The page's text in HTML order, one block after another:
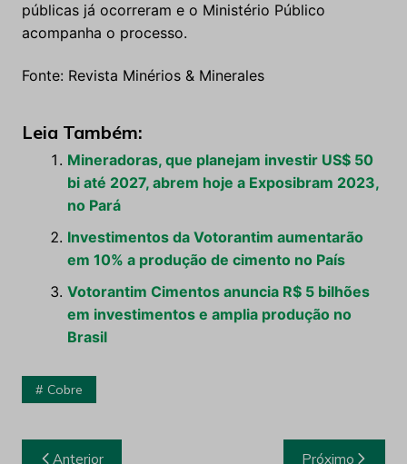
públicas já ocorreram e o Ministério Público
acompanha o processo.
Fonte: Revista Minérios & Minerales
Leia Também:
Mineradoras, que planejam investir US$ 50
bi até 2027, abrem hoje a Exposibram 2023,
no Pará
Investimentos da Votorantim aumentarão
em 10% a produção de cimento no País
Votorantim Cimentos anuncia R$ 5 bilhões
em investimentos e amplia produção no
Brasil
Cobre
Navegação
Anterior Próximo